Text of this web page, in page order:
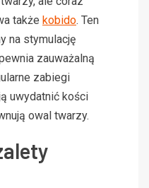
także kobido. Ten
na stymulację
zauważalną
zabiegi
uwydatnić kości
owal twarzy.